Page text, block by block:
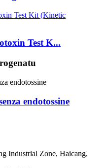
Test K...
endotossine
Industrial Zone, Haicang,